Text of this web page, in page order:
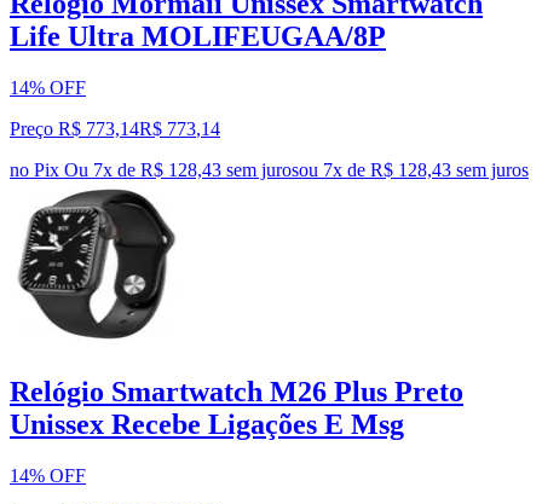
Life Ultra MOLIFEUGAA/8P
14% OFF
Preço R$ 773,14R$ 773,14
no Pix Ou 7x de R$ 128,43 sem jurosou 7x de R$ 128,43 sem juros
Relógio Smartwatch M26 Plus Preto
Unissex Recebe Ligações E Msg
14% OFF